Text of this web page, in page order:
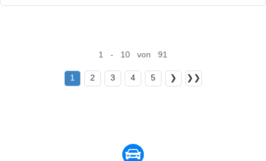
1 - 10 von 91
1 2 3 4 5 ❯ ❯❯